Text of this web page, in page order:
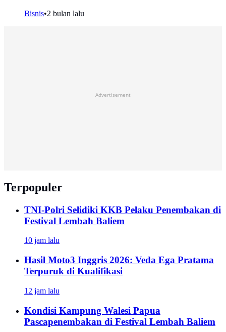
Bisnis•2 bulan lalu
Advertisement
Terpopuler
TNI-Polri Selidiki KKB Pelaku Penembakan di
Festival Lembah Baliem
10 jam lalu
Hasil Moto3 Inggris 2026: Veda Ega Pratama
Terpuruk di Kualifikasi
12 jam lalu
Kondisi Kampung Walesi Papua
Pascapenembakan di Festival Lembah Baliem